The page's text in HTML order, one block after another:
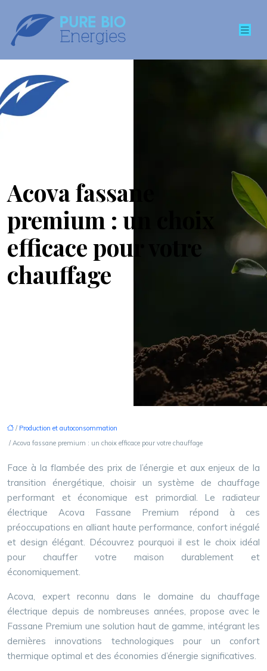
Acova fassane
premium : un choix
efficace pour votre
chauffage
/ Production et autoconsommation
/ Acova fassane premium : un choix efficace pour votre chauffage
Face à la flambée des prix de l’énergie et aux enjeux de la
transition énergétique, choisir un système de chauffage
performant et économique est primordial. Le radiateur
électrique Acova Fassane Premium répond à ces
préoccupations en alliant haute performance, confort inégalé
et design élégant. Découvrez pourquoi il est le choix idéal
pour chauffer votre maison durablement et
économiquement.
Acova, expert reconnu dans le domaine du chauffage
électrique depuis de nombreuses années, propose avec le
Fassane Premium une solution haut de gamme, intégrant les
dernières innovations technologiques pour un confort
thermique optimal et des économies d’énergie significatives.